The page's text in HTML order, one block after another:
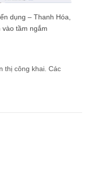
dụng – Thanh Hóa,
vào tầm ngắm
thị công khai. Các